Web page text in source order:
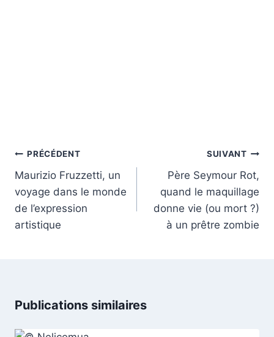
Navigation
de
l’article
PRÉCÉDENT
Maurizio Fruzzetti, un
voyage dans le monde
de l’expression
artistique
SUIVANT
Père Seymour Rot,
quand le maquillage
donne vie (ou mort ?)
à un prêtre zombie
Publications similaires